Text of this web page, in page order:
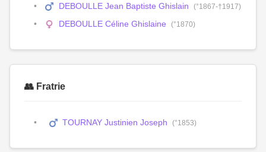
DEBOULLE Jean Baptiste Ghislain (°1867-†1917)
DEBOULLE Céline Ghislaine (°1870)
👥 Fratrie
TOURNAY Justinien Joseph (°1853)